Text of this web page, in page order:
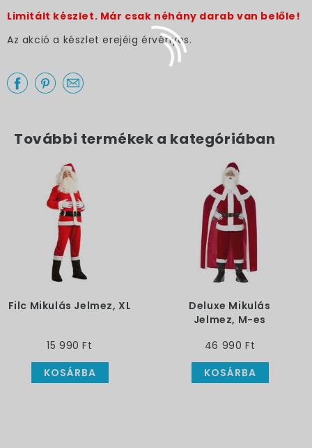
Limitált készlet. Már csak néhány darab van belőle!
Az akció a készlet erejéig érvényes.
További termékek a kategóriában
Filc Mikulás Jelmez, XL
15 990 Ft
KOSÁRBA
Deluxe Mikulás
Jelmez, M-es
46 990 Ft
KOSÁRBA